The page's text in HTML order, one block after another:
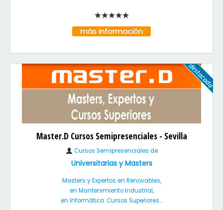
más información
Master.D Cursos Semipresenciales - Sevilla
Cursos Semipresenciales de
Universitarias y Masters
Masters y Expertos en Renovables,
en Mantenimiento Industrial,
en Informática. Cursos Superiores...